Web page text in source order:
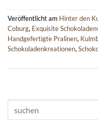
Veröffentlicht am Hinter den
Coburg, Exquisite
Handgefertigte Pralinen,
Schokoladenkreationen,